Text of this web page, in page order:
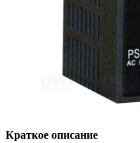
Краткое описание